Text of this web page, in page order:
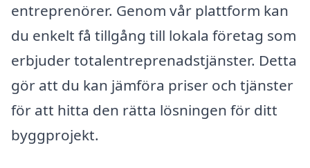
entreprenörer. Genom vår plattform kan
du enkelt få tillgång till lokala företag som
erbjuder totalentreprenadstjänster. Detta
gör att du kan jämföra priser och tjänster
för att hitta den rätta lösningen för ditt
byggprojekt.